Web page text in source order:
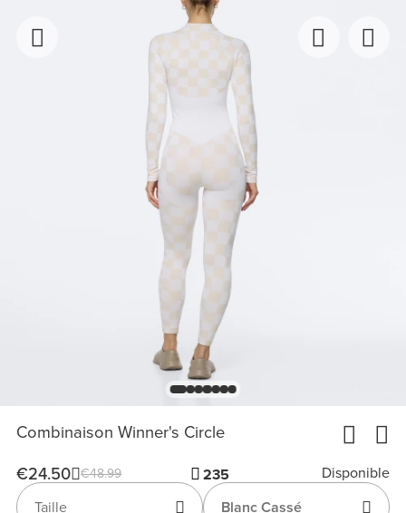
Combinaison Winner's Circle
€24.50 €48.99 235
Disponible
Blanc Cassé
Taille